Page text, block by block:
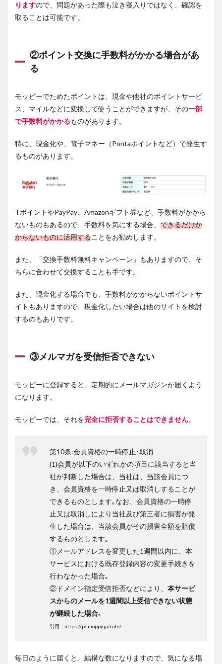
りますので、問題があった際も泣き寝入りではなく、確認を
取ることは可能です。
②ポイント交換に手数料がかかる場合があ
る
モッピーでためたポイントは、現金や他社のポイントサービ
ス、マイルなどに変換して使うことができますが、その一部
で手数料がかかるものがあります。
特に、現金化や、電子マネー（Pontaポイントなど）で発生す
るものがあります。
TポイントやPayPay、Amazonギフト券など、手数料がかから
ないものもあるので、手数料を気にする場合、 できるだけか
からないものに活用することをお勧めします。
また、「交換手数料無料キャンペーン 」もありますので、そ
ちらに合わせて交換することも手です。
また、現金化する場合でも、手数料がかからないポイントサ
イトもありますので、現金化したい場合は他のサイトを検討
するのもありです。
③メルマガを受信拒否できない
モッピーに登録すると、定期的にメールマガジンが届くよう
になります。
モッピーでは、それを完全に拒否することはできません。
第10条:会員資格の一時停止･取消
(1)会員が以下のいずれかの項目に該当すると当
社が判断した場合は、当社は、当該会員につ
き、会員資格を一時停止又は取消しすることが
できるものとします｡なお、会員資格の一時停
止又は取消しにより当社及び第三者に損害が発
生した場合は、当該会員がその損害全額を賠償
するものとします｡
①メールアドレスを変更した1週間以内に、本
サービスにおける既存登録内容の変更手続きを
行わなかった場合｡
② ドメイン指定受信拒否などにより、 本サービ
スからのメールを1週間以上受信できない状態
が継続した場合｡
引用：https://pc.moppy.jp/rule/
毎日のように届くと、結構な数になりますので、気になる場